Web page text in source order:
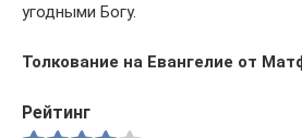
угодными Богу.
Толкование на Евангелие от
Рейтинг